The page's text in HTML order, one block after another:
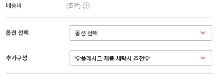
배송비 (조건)
옵션 선택
추가구성